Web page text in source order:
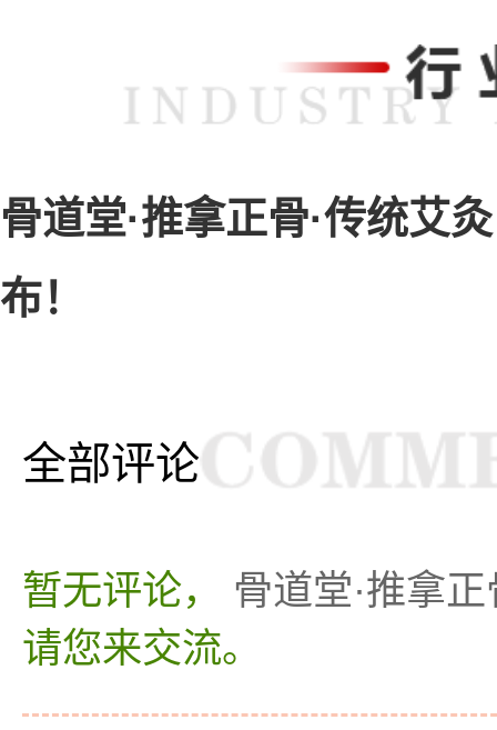
骨道堂·推拿正骨·传统艾
布！
全部评论
暂无评论， 骨道堂·推拿
请您来交流。